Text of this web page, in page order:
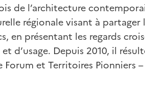
de l’architecture
régionale visant à partager
en présentant les regards
d’usage. Depuis 2010, il
et Territoires Pionniers